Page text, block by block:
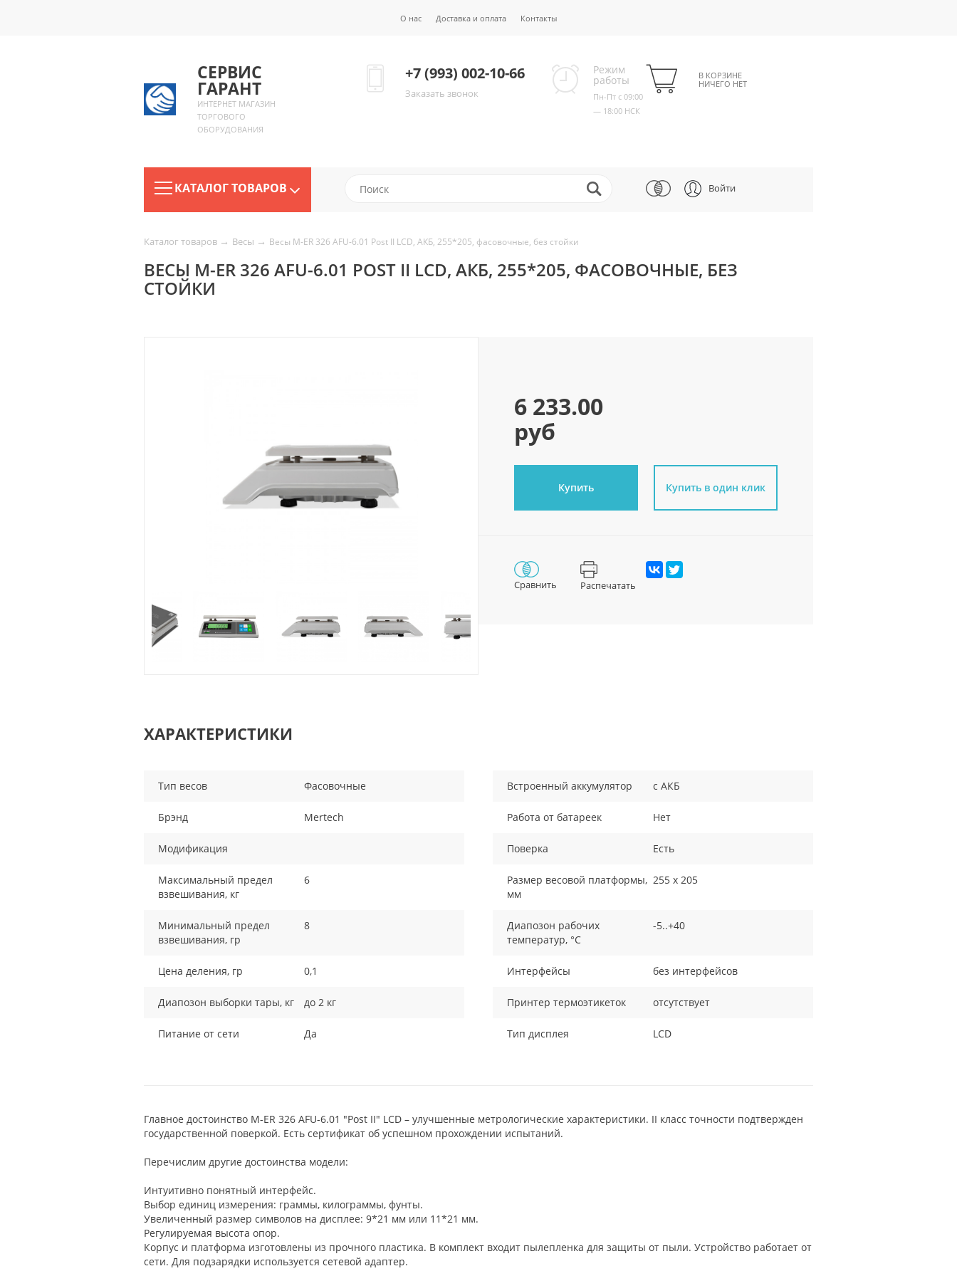
О нас Доставка и оплата Контакты
СЕРВИС
ГАРАНТ
ИНТЕРНЕТ МАГАЗИН
ТОРГОВОГО
ОБОРУДОВАНИЯ
+7 (993) 002-10-66
Заказать звонок
Режим
работы
Пн-Пт с 09:00
— 18:00 НСК
В КОРЗИНЕ
НИЧЕГО НЕТ
КАТАЛОГ ТОВАРОВ Войти
Каталог товаров → Весы → Весы M-ER 326 AFU-6.01 Post II LCD, АКБ, 255*205, фасовочные, без стойки
ВЕСЫ M-ER 326 AFU-6.01 POST II LCD, АКБ, 255*205, ФАСОВОЧНЫЕ, БЕЗ
СТОЙКИ
6 233.00
руб
Купить Купить в один клик
Сравнить Распечатать
ХАРАКТЕРИСТИКИ
Тип весов Фасовочные
Брэнд Mertech
Модификация
Максимальный предел
взвешивания, кг
6
Минимальный предел
взвешивания, гр
8
Цена деления, гр 0,1
Диапозон выборки тары, кг до 2 кг
Питание от сети Да
Встроенный аккумулятор с АКБ
Работа от батареек Нет
Поверка Есть
Размер весовой платформы,
мм
255 x 205
Диапозон рабочих
температур, °С
-5..+40
Интерфейсы без интерфейсов
Принтер термоэтикеток отсутствует
Тип дисплея LCD
Главное достоинство M-ER 326 AFU-6.01 "Post II" LСD – улучшенные метрологические характеристики. II класс точности подтвержден
государственной поверкой. Есть сертификат об успешном прохождении испытаний.
Перечислим другие достоинства модели:
Интуитивно понятный интерфейс.
Выбор единиц измерения: граммы, килограммы, фунты.
Увеличенный размер символов на дисплее: 9*21 мм или 11*21 мм.
Регулируемая высота опор.
Корпус и платформа изготовлены из прочного пластика. В комплект входит пылепленка для защиты от пыли. Устройство работает от
сети. Для подзарядки используется сетевой адаптер.